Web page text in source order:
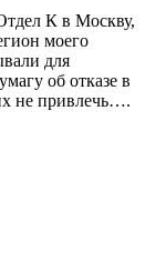
К в Москву,
моего
для
об отказе в
не привлечь….